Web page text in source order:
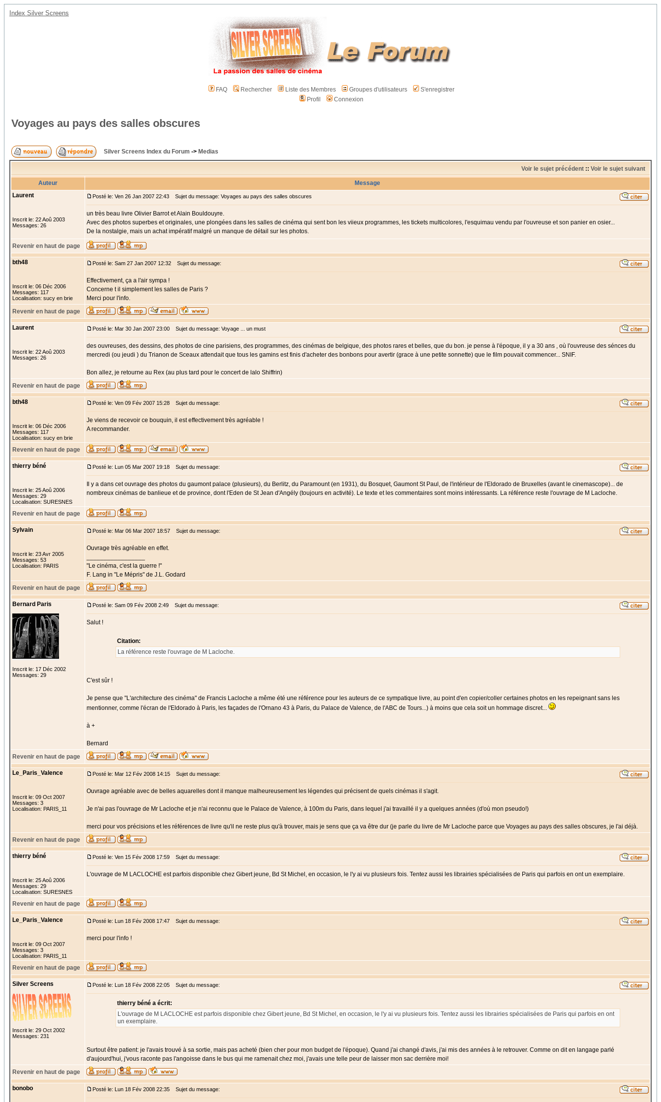
Index Silver Screens
FAQ Rechercher Liste des Membres Groupes d'utilisateurs
S'enregistrer
Profil
Connexion
Voyages au pays des salles obscures
Silver Screens Index du Forum -> Medias
Voir le sujet précédent :: Voir le sujet suivant
Auteur
Message
Laurent
Inscrit le: 22 Aoû 2003
Messages: 26
Posté le: Ven 26 Jan 2007 22:43 Sujet du message: Voyages au pays des salles obscures
un très beau livre Olivier Barrot et Alain Bouldouyre.
Avec des photos superbes et originales, une plongées dans les salles de cinéma qui sent bon les viieux programmes, les tickets multicolores, l'esquimau vendu par l'ouvreuse et son panier en osier...
De la nostalgie, mais un achat impératif malgré un manque de détail sur les photos.
Revenir en haut de page
bth48
Inscrit le: 06 Déc 2006
Messages: 117
Localisation: sucy en brie
Posté le: Sam 27 Jan 2007 12:32 Sujet du message:
Effectivement, ça a l'air sympa !
Concerne t il simplement les salles de Paris ?
Merci pour l'info.
Revenir en haut de page
Laurent
Inscrit le: 22 Aoû 2003
Messages: 26
Posté le: Mar 30 Jan 2007 23:00 Sujet du message: Voyage ... un must
des ouvreuses, des dessins, des photos de cine parisiens, des programmes, des cinémas de belgique, des photos rares et belles, que du bon. je pense à l'époque, il y a 30 ans , où l'ouvreuse des sénces du
mercredi (ou jeudi ) du Trianon de Sceaux attendait que tous les gamins est finis d'acheter des bonbons pour avertir (grace à une petite sonnette) que le film pouvait commencer... SNIF.
Bon allez, je retourne au Rex (au plus tard pour le concert de lalo Shiffrin)
Revenir en haut de page
bth48
Inscrit le: 06 Déc 2006
Messages: 117
Localisation: sucy en brie
Posté le: Ven 09 Fév 2007 15:28 Sujet du message:
Je viens de recevoir ce bouquin, il est effectivement très agréable !
A recommander.
Revenir en haut de page
thierry béné
Inscrit le: 25 Aoû 2006
Messages: 29
Localisation: SURESNES
Posté le: Lun 05 Mar 2007 19:18 Sujet du message:
Il y a dans cet ouvrage des photos du gaumont palace (plusieurs), du Berlitz, du Paramount (en 1931), du Bosquet, Gaumont St Paul, de l'intérieur de l'Eldorado de Bruxelles (avant le cinemascope)... de
nombreux cinémas de banlieue et de province, dont l'Eden de St Jean d'Angély (toujours en activité). Le texte et les commentaires sont moins intéressants. La référence reste l'ouvrage de M Lacloche.
Revenir en haut de page
Sylvain
Inscrit le: 23 Avr 2005
Messages: 53
Localisation: PARIS
Posté le: Mar 06 Mar 2007 18:57 Sujet du message:
Ouvrage très agréable en effet.
"Le cinéma, c'est la guerre !"
F. Lang in "Le Mépris" de J.L. Godard
Revenir en haut de page
Bernard Paris
Inscrit le: 17 Déc 2002
Messages: 29
Posté le: Sam 09 Fév 2008 2:49 Sujet du message:
Salut !
Citation:
La référence reste l'ouvrage de M Lacloche.
C'est sûr !
Je pense que "L'architecture des cinéma" de Francis Lacloche a même été une référence pour les auteurs de ce sympatique livre, au point d'en copier/coller certaines photos en les repeignant sans les
mentionner, comme l'écran de l'Eldorado à Paris, les façades de l'Ornano 43 à Paris, du Palace de Valence, de l'ABC de Tours...) à moins que cela soit un hommage discret...
à +
Bernard
Revenir en haut de page
Le_Paris_Valence
Inscrit le: 09 Oct 2007
Messages: 3
Localisation: PARIS_11
Posté le: Mar 12 Fév 2008 14:15 Sujet du message:
Ouvrage agréable avec de belles aquarelles dont il manque malheureusement les légendes qui précisent de quels cinémas il s'agit.
Je n'ai pas l'ouvrage de Mr Lacloche et je n'ai reconnu que le Palace de Valence, à 100m du Paris, dans lequel j'ai travaillé il y a quelques années (d'où mon pseudo!)
merci pour vos précisions et les références de livre qu'il ne reste plus qu'à trouver, mais je sens que ça va être dur (je parle du livre de Mr Lacloche parce que Voyages au pays des salles obscures, je l'ai déjà.
Revenir en haut de page
thierry béné
Inscrit le: 25 Aoû 2006
Messages: 29
Localisation: SURESNES
Posté le: Ven 15 Fév 2008 17:59 Sujet du message:
L'ouvrage de M LACLOCHE est parfois disponible chez Gibert jeune, Bd St Michel, en occasion, le l'y ai vu plusieurs fois. Tentez aussi les librairies spécialisées de Paris qui parfois en ont un exemplaire.
Revenir en haut de page
Le_Paris_Valence
Inscrit le: 09 Oct 2007
Messages: 3
Localisation: PARIS_11
Posté le: Lun 18 Fév 2008 17:47 Sujet du message:
merci pour l'info !
Revenir en haut de page
Silver Screens
Inscrit le: 29 Oct 2002
Messages: 231
Posté le: Lun 18 Fév 2008 22:05 Sujet du message:
thierry béné a écrit:
L'ouvrage de M LACLOCHE est parfois disponible chez Gibert jeune, Bd St Michel, en occasion, le l'y ai vu plusieurs fois. Tentez aussi les librairies spécialisées de Paris qui parfois en ont
un exemplaire.
Surtout être patient: je l'avais trouvé à sa sortie, mais pas acheté (bien cher pour mon budget de l'époque). Quand j'ai changé d'avis, j'ai mis des années à le retrouver. Comme on dit en langage parlé
d'aujourd'hui, j'vous raconte pas l'angoisse dans le bus qui me ramenait chez moi, j'avais une telle peur de laisser mon sac derrière moi!
Revenir en haut de page
bonobo Posté le: Lun 18 Fév 2008 22:35 Sujet du message: